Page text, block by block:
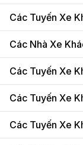
Các Tuyến Xe
Các Nhà Xe
Các Tuyến Xe
Các Tuyến Xe
Các Tuyến Xe